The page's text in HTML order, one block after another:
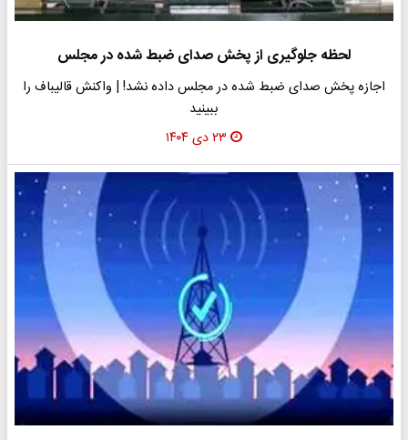
لحظه جلوگیری از پخش صدای ضبط شده در مجلس
اجازه پخش صدای ضبط شده در مجلس داده نشد! | واکنش قالیباف را
ببینید
۲۳ دی ۱۴۰۴